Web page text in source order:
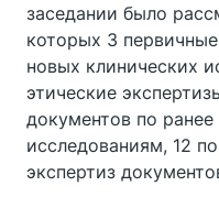
заседании было
которых 3
новых клинических
этические
документов по
исследованиям, 12
экспертиз